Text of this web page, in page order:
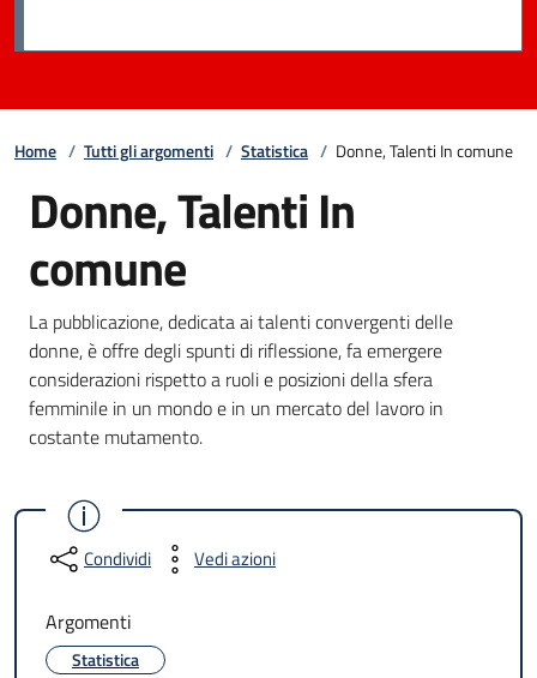
Home / Tutti gli argomenti / Statistica / Donne, Talenti In comune
Donne, Talenti In
comune
La pubblicazione, dedicata ai talenti convergenti delle
donne, è offre degli spunti di riflessione, fa emergere
considerazioni rispetto a ruoli e posizioni della sfera
femminile in un mondo e in un mercato del lavoro in
costante mutamento.
Condividi Vedi azioni
Argomenti
Statistica